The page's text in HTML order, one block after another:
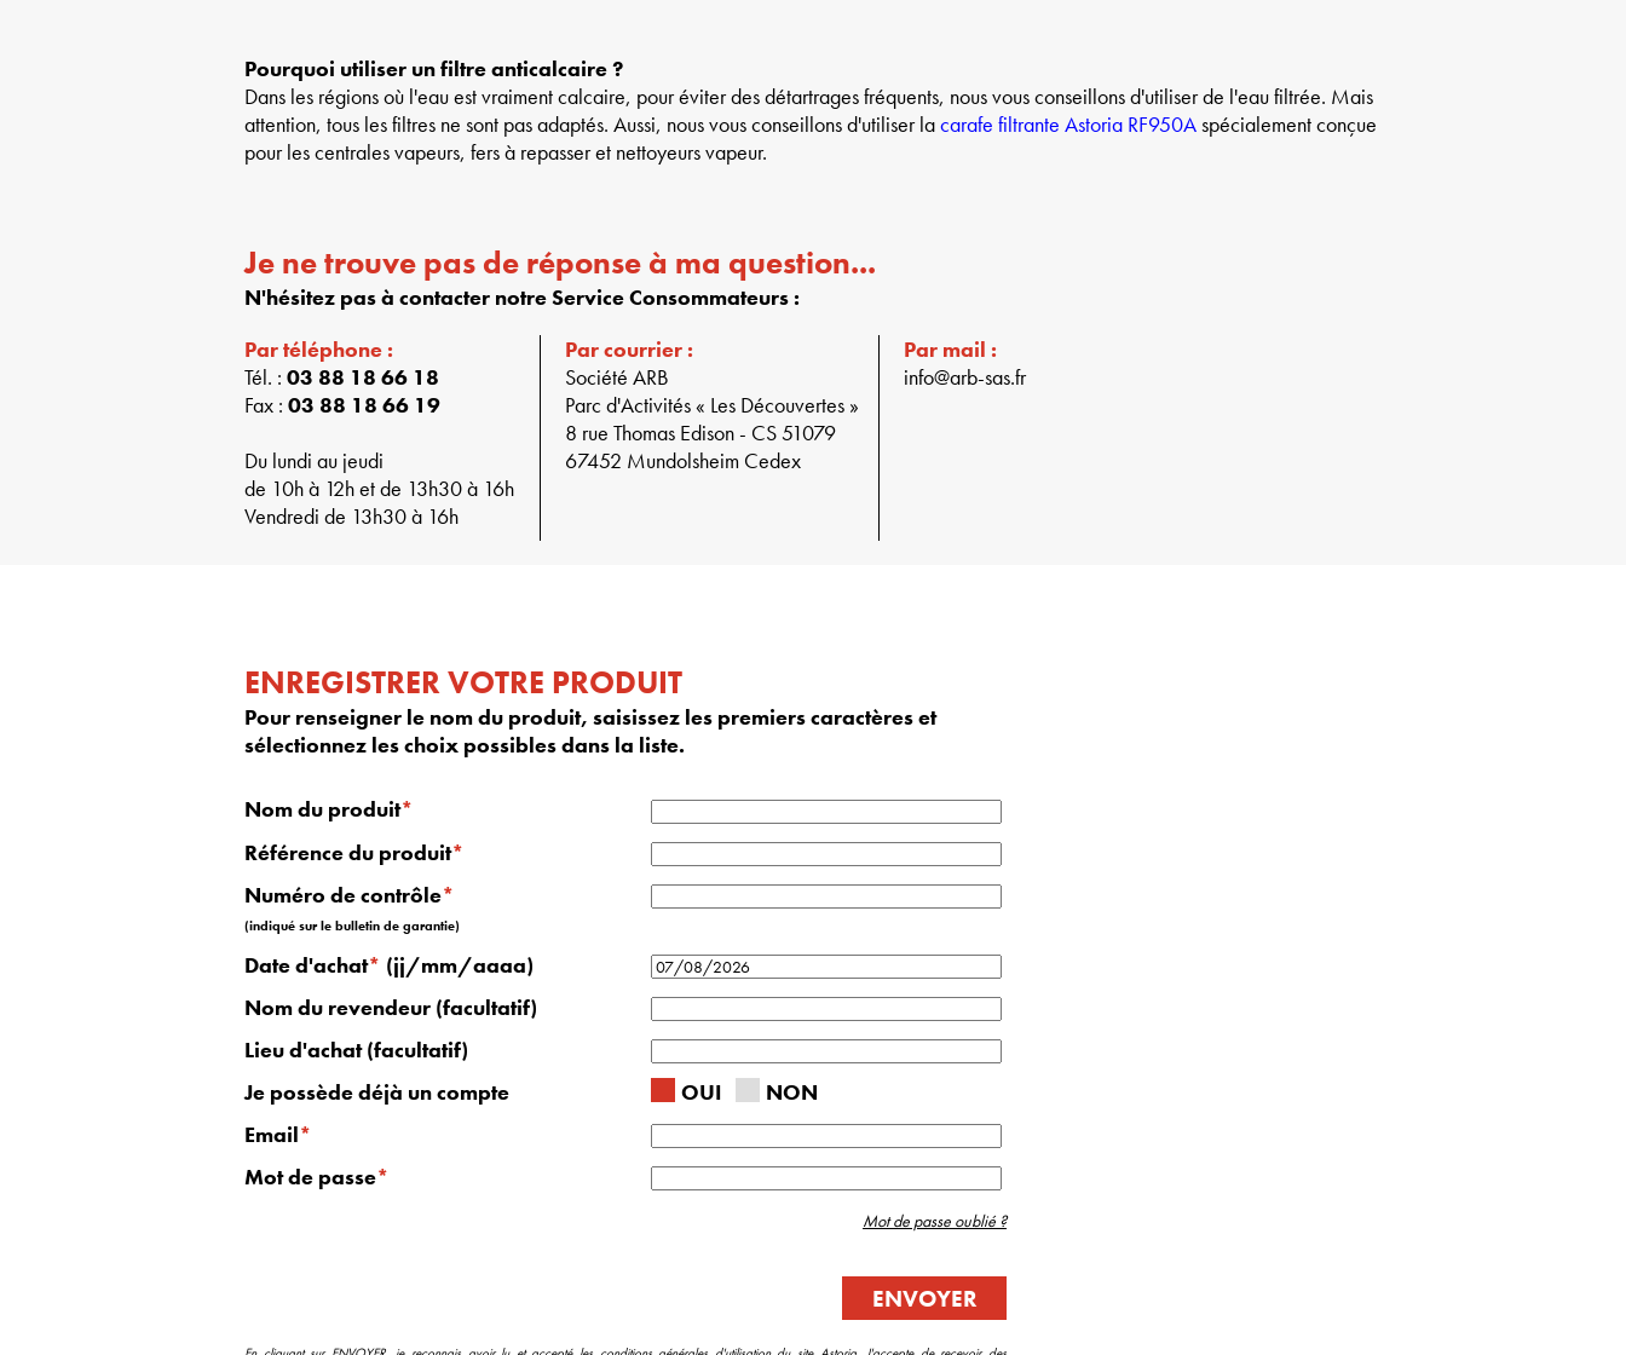
Pourquoi utiliser un filtre anticalcaire ?
Dans les régions où l'eau est vraiment calcaire, pour éviter des détartrages fréquents, nous vous conseillons d'utiliser de l'eau filtrée. Mais
attention, tous les filtres ne sont pas adaptés. Aussi, nous vous conseillons d'utiliser lacarafe filtrante Astoria RF950Aspécialement conçue
pour les centrales vapeurs, fers à repasser et nettoyeurs vapeur.
Je ne trouve pas de réponse à ma question...
N'hésitez pas à contacter notre Service Consommateurs :
Par téléphone :
Tél. : 03 88 18 66 18
Fax : 03 88 18 66 19
Du lundi au jeudi
de 10h à 12h et de 13h30 à 16h
Vendredi de 13h30 à 16h
Par courrier :
Société ARB
Parc d'Activités « Les Découvertes »
8 rue Thomas Edison - CS 51079
67452 Mundolsheim Cedex
Par mail :
info@arb-sas.fr
ENREGISTRER VOTRE PRODUIT
Pour renseigner le nom du produit, saisissez les premiers caractères et
sélectionnez les choix possibles dans la liste.
Nom du produit*
Référence du produit*
Numéro de contrôle*
(indiqué sur le bulletin de garantie)
Date d'achat* (jj/mm/aaaa)
Nom du revendeur (facultatif)
Lieu d'achat (facultatif)
Je possède déjà un compte
OUI
NON
Email*
Mot de passe*
Mot de passe oublié ?